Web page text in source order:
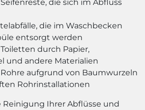
die sich im Abfluss
die im Waschbecken
entsorgt werden
durch Papier,
und andere Materialien
aufgrund von Baumwurzeln
Rohrinstallationen
Reinigung Ihrer Abflüsse und